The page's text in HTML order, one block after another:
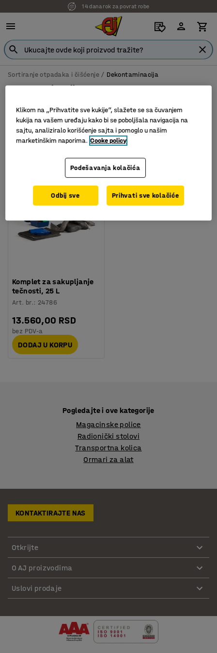
14 dana rok za povrat robe
Sortiranje otpadaka i čišćenje Dekontaminacija
Dekontaminacija
Filter
Komplet za sakupljanje
tečnosti, 25 L
Art. br.: 24786
13.560,00 RSD
bez PDV-a
DODAJ U KORPU
Pogledajte i ove kategorije
Magacinske police
Radionički stolovi
Transportna kolica
Ormari za alat
KONTAKTIRAJTE NAS
Otkrijte
O AJ proizvodima
Uslovi prodaje
Klikom na „Prihvatite sve kukije“, slažete se sa čuvanjem
kukija na vašem uređaju kako bi se poboljšala navigacija na
sajtu, analiziralo korišćenje sajta i pomoglo u našim
marketinškim naporima. Cooke policy
Podešavanja kolačića
Odbij sve Prihvati sve kolačiće